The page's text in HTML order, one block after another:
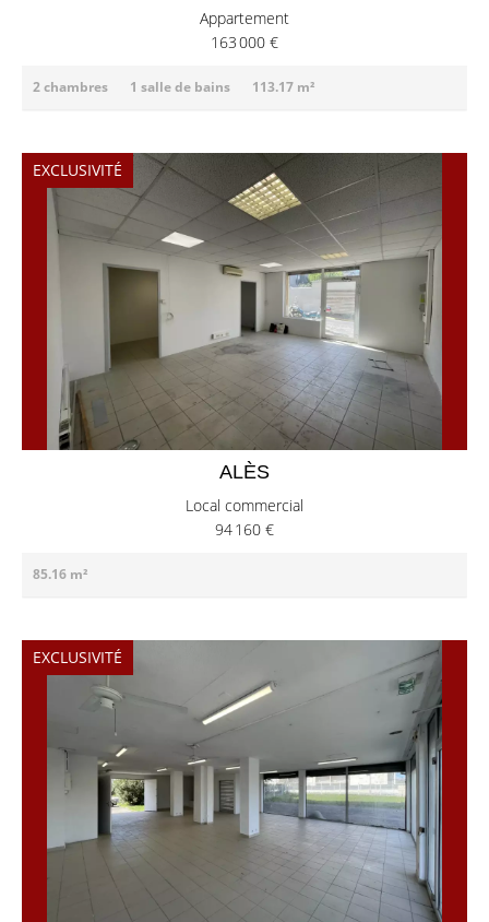
Appartement
163 000 €
2 chambres 1 salle de bains 113.17 m²
ALÈS
Local commercial
94 160 €
85.16 m²
EXCLUSIVITÉ
EXCLUSIVITÉ